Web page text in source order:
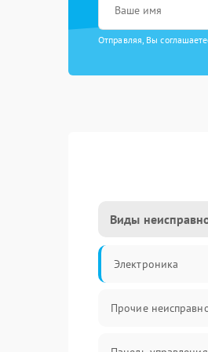
Отправляя, Вы
Виды
Электроника
Прочие